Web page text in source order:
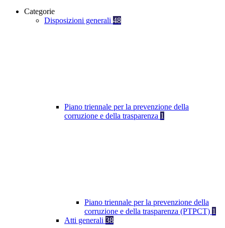
Categorie
Disposizioni generali 48
Piano triennale per la prevenzione della
corruzione e della trasparenza 1
Piano triennale per la prevenzione della
corruzione e della trasparenza (PTPCT) 1
Atti generali 38